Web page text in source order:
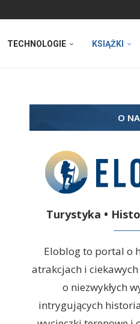
TECHNOLOGIE KSIĄŻKI
O
Turystyka •
Eloblog to portal o
atrakcjach i
o niezwykłych
intrygujących